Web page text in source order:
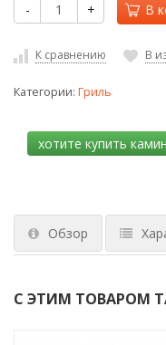
- + В
К сравнению В
Категории: Гриль
Обзор
С ЭТИМ ТОВАРОМ